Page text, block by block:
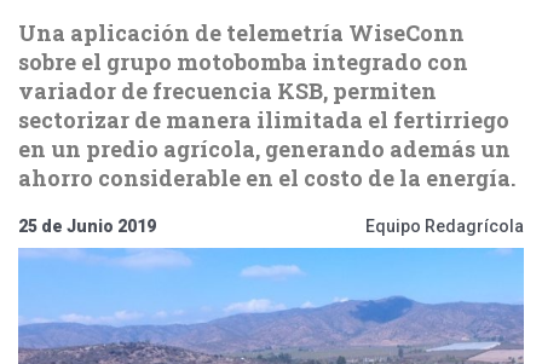
Una aplicación de telemetría WiseConn
sobre el grupo motobomba integrado con
variador de frecuencia KSB, permiten
sectorizar de manera ilimitada el fertirriego
en un predio agrícola, generando además un
ahorro considerable en el costo de la energía.
25 de Junio 2019 Equipo Redagrícola